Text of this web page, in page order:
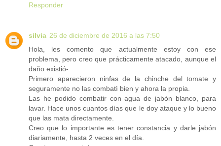
Responder
silvia 26 de diciembre de 2016 a las 7:50
Hola, les comento que actualmente estoy con ese
problema, pero creo que prácticamente atacado, aunque el
daño existió-
Primero aparecieron ninfas de la chinche del tomate y
seguramente no las combatì bien y ahora la propia.
Las he podido combatir con agua de jabón blanco, para
lavar. Hace unos cuantos días que le doy ataque y lo bueno
que las mata directamente.
Creo que lo importante es tener constancia y darle jabón
diariamente, hasta 2 veces en el día.